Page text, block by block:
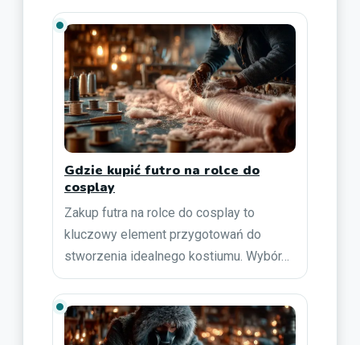
Gdzie kupić futro na rolce do
cosplay
Zakup futra na rolce do cosplay to
kluczowy element przygotowań do
stworzenia idealnego kostiumu. Wybór…